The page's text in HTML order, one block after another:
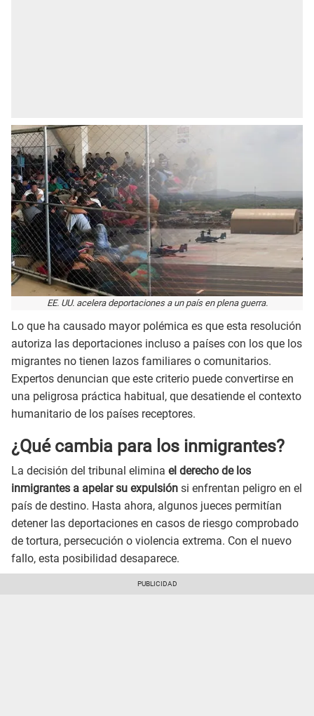
EE. UU. acelera deportaciones a un país en plena guerra.
Lo que ha causado mayor polémica es que esta resolución
autoriza las deportaciones incluso a países con los que los
migrantes no tienen lazos familiares o comunitarios.
Expertos denuncian que este criterio puede convertirse en
una peligrosa práctica habitual, que desatiende el contexto
humanitario de los países receptores.
¿Qué cambia para los inmigrantes?
La decisión del tribunal elimina el derecho de los
inmigrantes a apelar su expulsión si enfrentan peligro en el
país de destino. Hasta ahora, algunos jueces permitían
detener las deportaciones en casos de riesgo comprobado
de tortura, persecución o violencia extrema. Con el nuevo
fallo, esta posibilidad desaparece.